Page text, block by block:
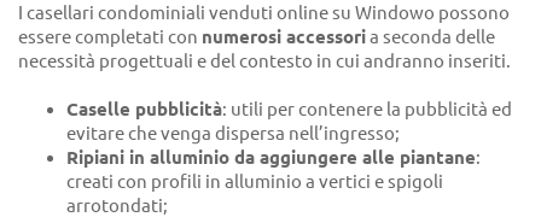
I casellari condominiali venduti online su Windowo possono
essere completati con numerosi accessoria seconda delle
necessità progettuali e del contesto in cui andranno inseriti.
Caselle pubblicità: utili per contenere la pubblicità ed
evitare che venga dispersa nell’ingresso;
Ripiani in alluminio da aggiungere alle piantane:
creati con profili in alluminio a vertici e spigoli
arrotondati;